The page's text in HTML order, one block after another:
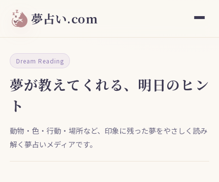
夢占い.com
Dream Reading
夢が教えてくれる、明日のヒン
ト
動物・色・行動・場所など、印象に残った夢をやさしく読み
解く夢占いメディアです。